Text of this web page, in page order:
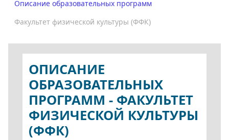
Описание образовательных программ
Факультет физической культуры (ФФК)
ОПИСАНИЕ
ОБРАЗОВАТЕЛЬНЫХ
ПРОГРАММ - ФАКУЛЬТЕТ
ФИЗИЧЕСКОЙ КУЛЬТУРЫ
(ФФК)